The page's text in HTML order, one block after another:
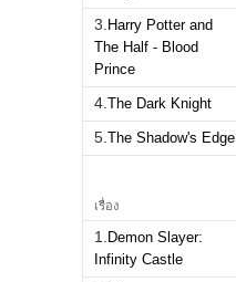
3. Harry Potter and
The Half - Blood
Prince
4. The Dark Knight
5. The Shadow's Edge
เรื่อง
1. Demon Slayer:
Infinity Castle